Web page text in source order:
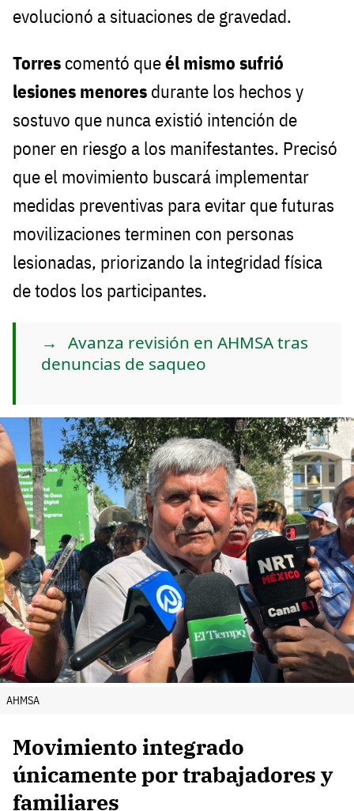
evolucionó a situaciones de gravedad.
Torres comentó queél mismo sufrió
lesiones menores durante los hechos y
sostuvo que nunca existió intención de
poner en riesgo a los manifestantes. Precisó
que el movimiento buscará implementar
medidas preventivas para evitar que futuras
movilizaciones terminen con personas
lesionadas, priorizando la integridad física
de todos los participantes.
Avanza revisión en AHMSA tras
denuncias de saqueo
AHMSA
Movimiento integrado
únicamente por trabajadores y
familiares